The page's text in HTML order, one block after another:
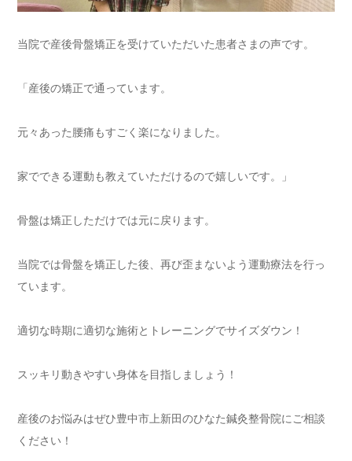
当院で産後骨盤矯正を受けていただいた患者さまの声です。
「産後の矯正で通っています。
元々あった腰痛もすごく楽になりました。
家でできる運動も教えていただけるので嬉しいです。」
骨盤は矯正しただけでは元に戻ります。
当院では骨盤を矯正した後、再び歪まないよう運動療法を行っ
ています。
適切な時期に適切な施術とトレーニングでサイズダウン！
スッキリ動きやすい身体を目指しましょう！
産後のお悩みはぜひ豊中市上新田のひなた鍼灸整骨院にご相談
ください！